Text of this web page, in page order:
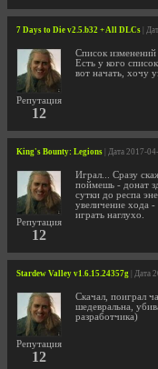
7 Days to Die v2.5.b32 + All DLCs |
Репутация
12
Список изменений
Есть у кого
вот начать, хочу
King's Bounty: Legions | Дата 2017-
Репутация
12
Играл... Сразу
поймешь - донат
сутки до респа
увеличение хода
играть наглухо.
Stardew Valley v1.6.15.24357g | Дата
Репутация
12
Скачал, поиграл
шедевральна,
разработчика)